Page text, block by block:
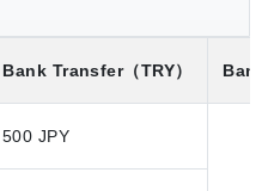
Bank Transfer（TRY）
500 JPY